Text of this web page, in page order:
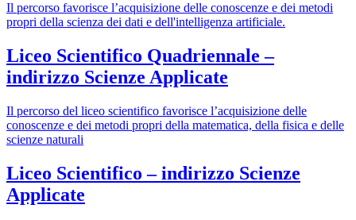
Il percorso favorisce l’acquisizione delle conoscenze e dei metodi
propri della scienza dei dati e dell'intelligenza artificiale.
Liceo Scientifico Quadriennale –
indirizzo Scienze Applicate
Il percorso del liceo scientifico favorisce l’acquisizione delle
conoscenze e dei metodi propri della matematica, della fisica e delle
scienze naturali
Liceo Scientifico – indirizzo Scienze
Applicate